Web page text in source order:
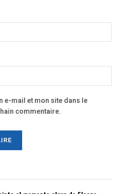
e-mail et mon site dans le
commentaire.